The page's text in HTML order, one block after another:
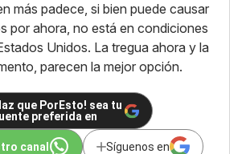
más padece, si bien puede causar
por ahora, no está en condiciones
Unidos. La tregua ahora y la
parecen la mejor opción.
que PorEsto! sea tu
preferida en
canal Síguenos en